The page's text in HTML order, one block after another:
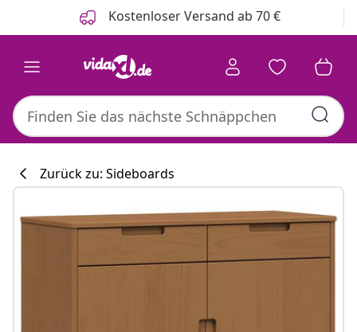
Kostenloser Versand ab 70 €
Zurück zu: Sideboards